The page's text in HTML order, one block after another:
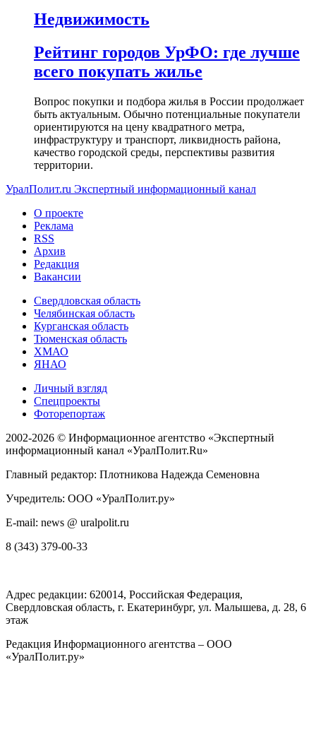
Недвижимость
Рейтинг городов УрФО: где лучше
всего покупать жилье
Вопрос покупки и подбора жилья в России продолжает
быть актуальным. Обычно потенциальные покупатели
ориентируются на цену квадратного метра,
инфраструктуру и транспорт, ликвидность района,
качество городской среды, перспективы развития
территории.
УралПолит.ru Экспертный информационный канал
О проекте
Реклама
RSS
Архив
Редакция
Вакансии
Свердловская область
Челябинская область
Курганская область
Тюменская область
ХМАО
ЯНАО
Личный взгляд
Спецпроекты
Фоторепортаж
2002-2026 © Информационное агентство «Экспертный
информационный канал «УралПолит.Ru»
Главный редактор: Плотникова Надежда Семеновна
Учредитель: ООО «УралПолит.ру»
E-mail: news @ uralpolit.ru
8 (343) 379-00-33
Адрес редакции: 620014, Российская Федерация,
Свердловская область, г. Екатеринбург, ул. Малышева, д. 28, 6
этаж
Редакция Информационного агентства – ООО
«УралПолит.ру»